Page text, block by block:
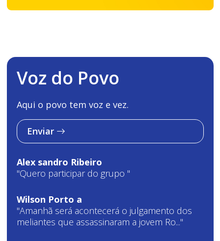
Voz do Povo
Aqui o povo tem voz e vez.
Enviar
Alex sandro Ribeiro
"Quero participar do grupo "
Wilson Porto a
"Amanhã será acontecerá o julgamento dos
meliantes que assassinaram a jovem Ro..."